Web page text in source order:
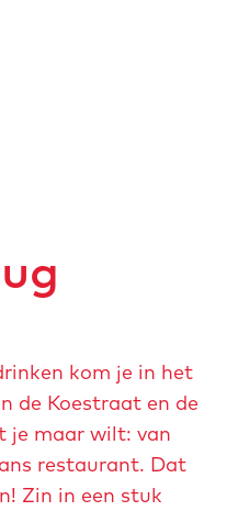
kom je in het
de Koestraat en de
je maar wilt: van
restaurant. Dat
Zin in een stuk